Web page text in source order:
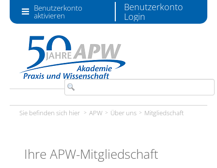
Zum Inhalt wechseln
Benutzerkonto
aktivieren
Benutzerkonto
Login
Sie befinden sich hier APW Über uns Mitgliedschaft
Ihre APW-Mitgliedschaft